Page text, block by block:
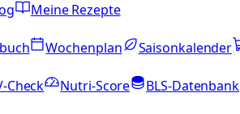
Meine Rezepte
Wochenplan Saisonkalender
Check Nutri-Score BLS-Datenbank